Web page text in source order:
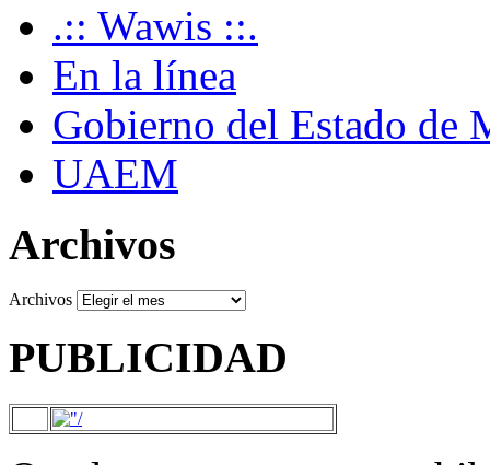
.:: Wawis ::.
En la línea
Gobierno del Estado de
UAEM
Archivos
Archivos
PUBLICIDAD